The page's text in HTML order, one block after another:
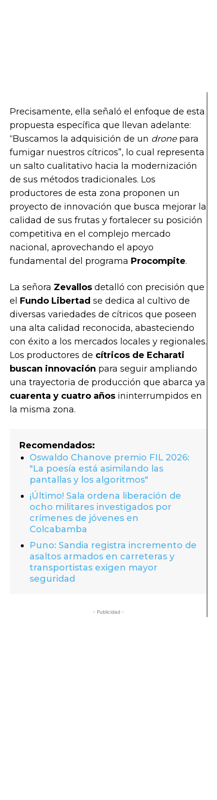
Precisamente, ella señaló el enfoque de esta
propuesta específica que llevan adelante:
“Buscamos la adquisición de un dronepara
fumigar nuestros cítricos”, lo cual representa
un salto cualitativo hacia la modernización
de sus métodos tradicionales. Los
productores de esta zona proponen un
proyecto de innovación que busca mejorar la
calidad de sus frutas y fortalecer su posición
competitiva en el complejo mercado
nacional, aprovechando el apoyo
fundamental del programa Procompite.
La señora Zevallos detalló con precisión que
el Fundo Libertad se dedica al cultivo de
diversas variedades de cítricos que poseen
una alta calidad reconocida, abasteciendo
con éxito a los mercados locales y regionales.
Los productores de cítricos de Echarati
buscan innovación para seguir ampliando
una trayectoria de producción que abarca ya
cuarenta y cuatro años ininterrumpidos en
la misma zona.
Recomendados:
Oswaldo Chanove premio FIL 2026:
"La poesía está asimilando las
pantallas y los algoritmos"
¡Último! Sala ordena liberación de
ocho militares investigados por
crímenes de jóvenes en
Colcabamba
Puno: Sandia registra incremento de
asaltos armados en carreteras y
transportistas exigen mayor
seguridad
- Publicidad -